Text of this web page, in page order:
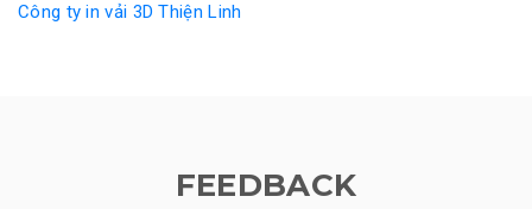
Công ty in vải 3D Thiện Linh
FEEDBACK